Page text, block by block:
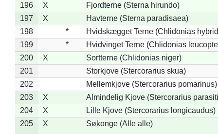
196
X
Fjordterne (Sterna hirundo)
197
X
Havterne (Sterna paradisaea)
198
*
Hvidskægget Terne (Chlidonias
199
*
Hvidvinget Terne (Chlidonias
200
X
Sortterne (Chlidonias niger)
201
Storkjove (Stercorarius skua)
202
Mellemkjove (Stercorarius pomarinus)
203
X
Almindelig Kjove (Stercorarius
204
X
Lille Kjove (Stercorarius longicaudus)
205
X Søkonge (Alle alle)